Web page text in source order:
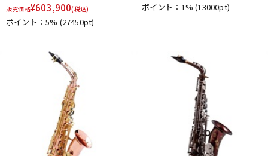
販売価格¥603,900(税込)
ポイント：5% (27450pt)
ポイント：1%(13000pt)